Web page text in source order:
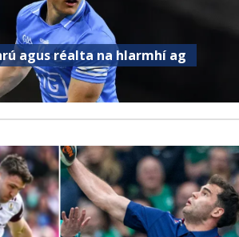
agus réalta na hIarmhí ag